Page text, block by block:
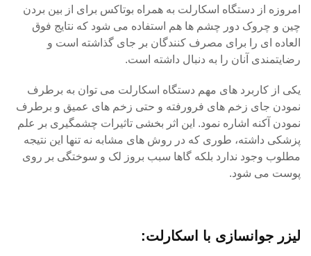
امروزه از دستگاه اسکارلت به همراه بوتاکس برای از بین بردن
چین و چروک دور چشم ها هم استفاده می شود که نتایج فوق
العاده ای را برای مصرف کنندگان بر جای گذاشته است و
رضایتمندی آنان را به دنبال داشته است.
یکی از کاربرد های مهم دستگاه اسکارلت می توان به برطرف
نمودن جای زخم های فرورفته و حتی زخم های عمیق و برطرف
نمودن آکنه اشاره نمود. این اثر بخشی تاثیرات چشمگیری بر علم
پزشکی داشته، طوری که در روش های مشابه نه تنها این نتیجه
مطلوب وجود ندارد بلکه گاها سبب بروز لک و سوختگی بر روی
پوست می شود.
لیزر جوانسازی با اسکارلت: